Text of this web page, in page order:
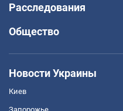
Расследования
Общество
Новости Украины
Киев